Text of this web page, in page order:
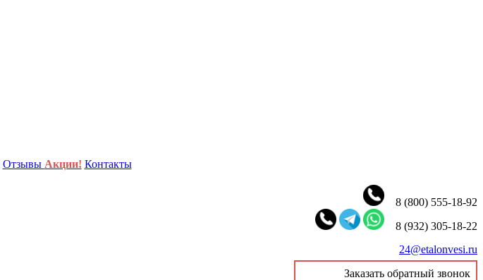
Отзывы Акции! Контакты
8 (800) 555-18-92
8 (932) 305-18-22
24@etalonvesi.ru
Заказать обратный звонок